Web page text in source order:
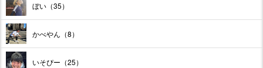
ぼい（35）
かべやん（8）
いそぴー（25）